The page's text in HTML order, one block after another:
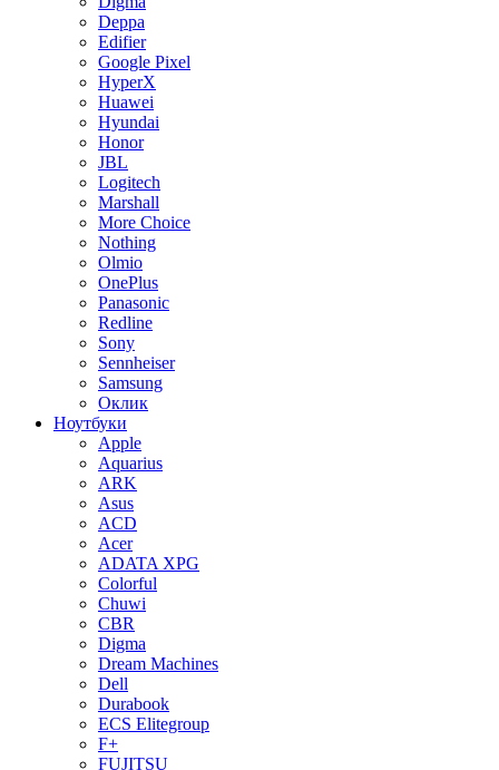
Deppa
Edifier
Google Pixel
HyperX
Huawei
Hyundai
Honor
JBL
Logitech
Marshall
More Choice
Nothing
Olmio
OnePlus
Panasonic
Redline
Sony
Sennheiser
Samsung
Оклик
Ноутбуки
Apple
Aquarius
ARK
Asus
ACD
Acer
ADATA XPG
Colorful
Chuwi
CBR
Digma
Dream Machines
Dell
Durabook
ECS Elitegroup
F+
FUJITSU